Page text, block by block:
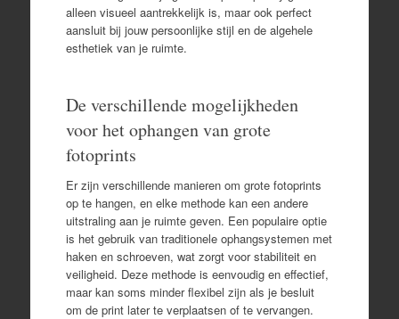
alleen visueel aantrekkelijk is, maar ook perfect
aansluit bij jouw persoonlijke stijl en de algehele
esthetiek van je ruimte.
De verschillende mogelijkheden
voor het ophangen van grote
fotoprints
Er zijn verschillende manieren om grote fotoprints
op te hangen, en elke methode kan een andere
uitstraling aan je ruimte geven. Een populaire optie
is het gebruik van traditionele ophangsystemen met
haken en schroeven, wat zorgt voor stabiliteit en
veiligheid. Deze methode is eenvoudig en effectief,
maar kan soms minder flexibel zijn als je besluit
om de print later te verplaatsen of te vervangen.